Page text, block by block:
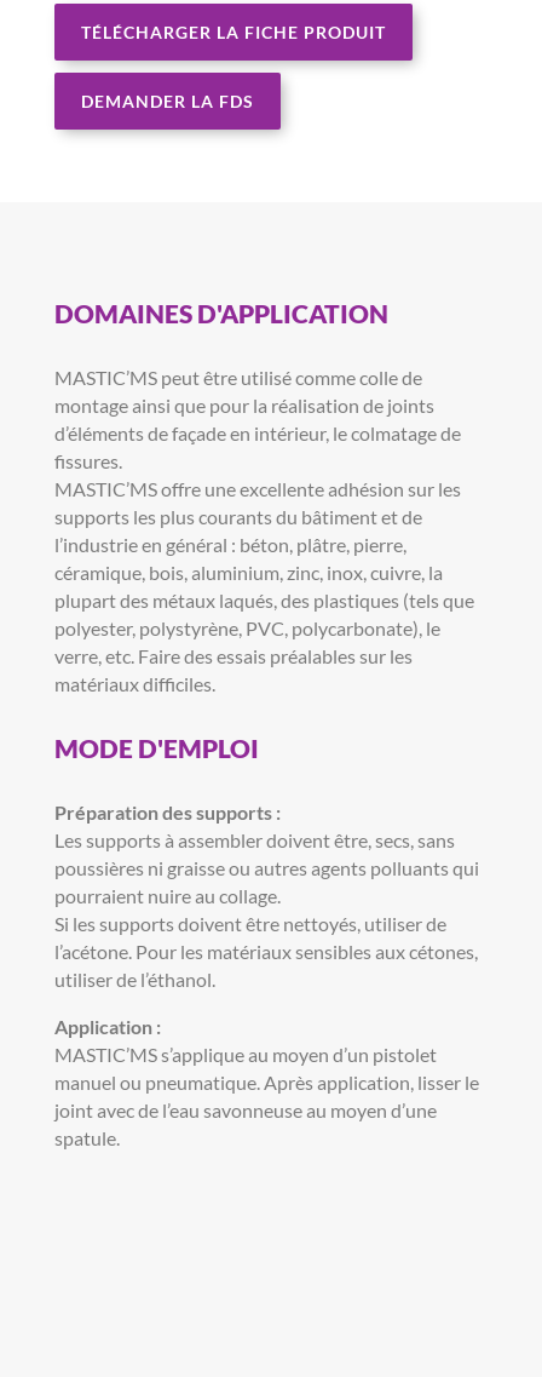
TÉLÉCHARGER LA FICHE PRODUIT
DEMANDER LA FDS
DOMAINES D'APPLICATION
MASTIC’MS peut être utilisé comme colle de
montage ainsi que pour la réalisation de joints
d’éléments de façade en intérieur, le colmatage de
fissures.
MASTIC’MS offre une excellente adhésion sur les
supports les plus courants du bâtiment et de
l’industrie en général : béton, plâtre, pierre,
céramique, bois, aluminium, zinc, inox, cuivre, la
plupart des métaux laqués, des plastiques (tels que
polyester, polystyrène, PVC, polycarbonate), le
verre, etc. Faire des essais préalables sur les
matériaux difficiles.
MODE D'EMPLOI
Préparation des supports :
Les supports à assembler doivent être, secs, sans
poussières ni graisse ou autres agents polluants qui
pourraient nuire au collage.
Si les supports doivent être nettoyés, utiliser de
l’acétone. Pour les matériaux sensibles aux cétones,
utiliser de l’éthanol.
Application :
MASTIC’MS s’applique au moyen d’un pistolet
manuel ou pneumatique. Après application, lisser le
joint avec de l’eau savonneuse au moyen d’une
spatule.